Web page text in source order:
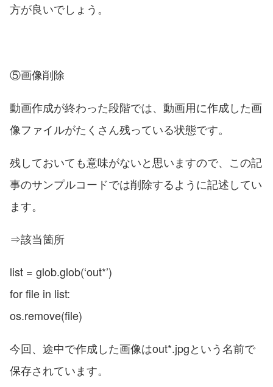
方が良いでしょう。
⑤画像削除
動画作成が終わった段階では、動画用に作成した画
像ファイルがたくさん残っている状態です。
残しておいても意味がないと思いますので、この記
事のサンプルコードでは削除するように記述してい
ます。
⇒該当箇所
list = glob.glob(‘out*’)
for file in list:
os.remove(file)
今回、途中で作成した画像はout*.jpgという名前で
保存されています。